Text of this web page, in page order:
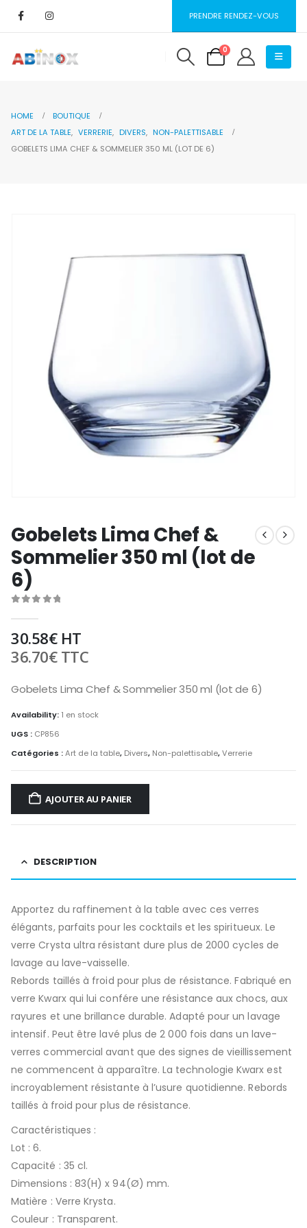
PRENDRE RENDEZ-VOUS
0
HOME
BOUTIQUE
ART DE LA TABLE, VERRERIE, DIVERS, NON-PALETTISABLE
GOBELETS LIMA CHEF & SOMMELIER 350 ML (LOT DE 6)
Gobelets Lima Chef &
Sommelier 350 ml (lot de
6)
30.58€HT
36.70€TTC
Gobelets Lima Chef & Sommelier 350 ml (lot de 6)
Availability: 1 en stock
UGS : CP856
Catégories :Art de la table, Divers, Non-palettisable,Verrerie
AJOUTER AU PANIER
DESCRIPTION
Apportez du raffinement à la table avec ces verres
élégants, parfaits pour les cocktails et les spiritueux. Le
verre Crysta ultra résistant dure plus de 2000 cycles de
lavage au lave-vaisselle.
Rebords taillés à froid pour plus de résistance. Fabriqué en
verre Kwarx qui lui confére une résistance aux chocs, aux
rayures et une brillance durable. Adapté pour un lavage
intensif. Peut être lavé plus de 2 000 fois dans un lave-
verres commercial avant que des signes de vieillissement
ne commencent à apparaître. La technologie Kwarx est
incroyablement résistante à l’usure quotidienne. Rebords
taillés à froid pour plus de résistance.
Caractéristiques :
Lot : 6.
Capacité : 35 cl.
Dimensions : 83(H) x 94(Ø) mm.
Matière : Verre Krysta.
Couleur : Transparent.